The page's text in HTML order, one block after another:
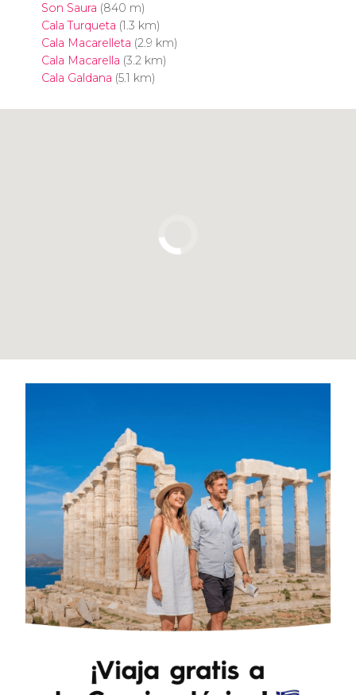
Son Saura (840 m)
Cala Turqueta (1.3 km)
Cala Macarelleta (2.9 km)
Cala Macarella (3.2 km)
Cala Galdana (5.1 km)